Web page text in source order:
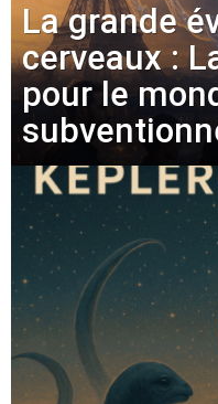
La grande
cerveaux :
pour le